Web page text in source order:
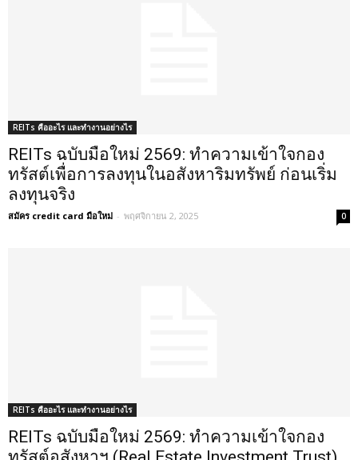
REITs คืออะไร และทำงานอย่างไร
REITs ฉบับมือใหม่ 2569: ทำความเข้าใจกอง
ทรัสต์เพื่อการลงทุนในอสังหาริมทรัพย์ ก่อนเริ่ม
ลงทุนจริง
สมัคร credit card มือใหม่ - พฤศจิกายน 2, 2025 0
REITs คืออะไร และทำงานอย่างไร
REITs ฉบับมือใหม่ 2569: ทำความเข้าใจกอง